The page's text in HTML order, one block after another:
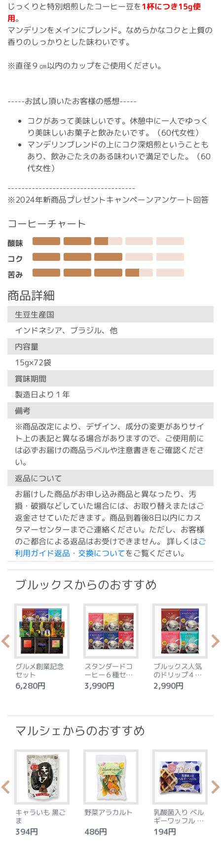
じっくりと特別焙煎したコーヒー豆を1杯につき15g使
用。
マンデリンをメインにブレンド。なめらかなコクと上質の
香りのしっかりとした味わいです。
※直径９㎝以内のカップをご使用ください。
-----お試し頂いたお客様の感想-----
コクがあって美味しいです。休憩中に一人でゆっく
り美味しいお菓子と飲みたいです。（60代女性）
マンデリンブレンドの上にコク深焙煎ということも
あり、飲みごたえのある味わいで満足でした。（60
代女性）
-------------------------------------
※2024年新商品プレゼントキャンペーンアンケート回答
コーヒーチャート
酸味
コク
苦み
商品詳細
生豆生産国
インドネシア、ブラジル、他
内容量
15g×72袋
賞味期間
製造日より１年
備考
※商品改定により、デザイン、成分の変更がありサイ
ト上の表記と異なる場合がありますので、ご使用前に
は必ずお届けの商品ラベルや注意書きをご確認くださ
い。
返品について
お届けした商品がお申し込み商品と異なったり、汚
損・破損などしていた場合には、お取り替えまたはご
返金させていただきます。商品到着後8日以内にカス
タマーセンターまでご連絡ください。ただし、お客様
のご都合による返品はお受けできません。 詳しくはご
利用ガイド返品・交換についてをご覧ください。
ブルックスからのおすすめ
グルメ創業記念
セット
6,280円
スタンダードコ
ーヒー６種セッ
ト
3,990円
ブルックス人気
のドリップ４種
セット
2,990円
マルシェからのおすすめ
キャラいも 黒ご
ま
394円
野菜アラカルト
486円
乳酸菌入り ベル
ギーワッフル プ
レーン
194円